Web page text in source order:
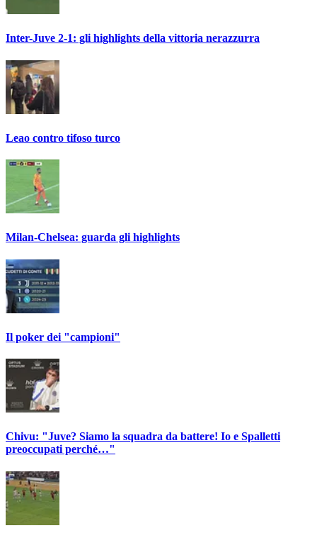
Inter-Juve 2-1: gli highlights della vittoria nerazzurra
Leao contro tifoso turco
Milan-Chelsea: guarda gli highlights
Il poker dei "campioni"
Chivu: "Juve? Siamo la squadra da battere! Io e Spalletti
preoccupati perché…"